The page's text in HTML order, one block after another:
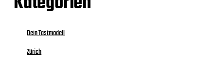
Dein Tastmodell
Zürich